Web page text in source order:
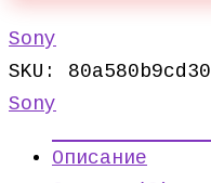
Sony
SKU: 80a580b9cd30
Sony
Описание